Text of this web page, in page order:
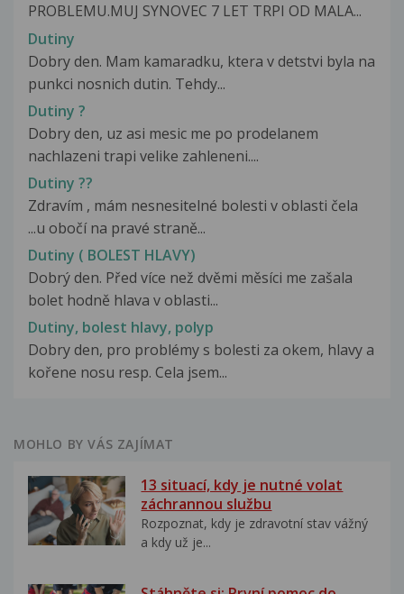
PROBLEMU.MUJ SYNOVEC 7 LET TRPI OD MALA...
Dutiny
Dobry den. Mam kamaradku, ktera v detstvi byla na
punkci nosnich dutin. Tehdy...
Dutiny ?
Dobry den, uz asi mesic me po prodelanem
nachlazeni trapi velike zahleneni....
Dutiny ??
Zdravím , mám nesnesitelné bolesti v oblasti čela
...u obočí na pravé straně...
Dutiny ( BOLEST HLAVY)
Dobrý den. Před více než dvěmi měsíci me zašala
bolet hodně hlava v oblasti...
Dutiny, bolest hlavy, polyp
Dobry den, pro problémy s bolesti za okem, hlavy a
kořene nosu resp. Cela jsem...
MOHLO BY VÁS ZAJÍMAT
13 situací, kdy je nutné volat
záchrannou službu
Rozpoznat, kdy je zdravotní stav vážný
a kdy už je...